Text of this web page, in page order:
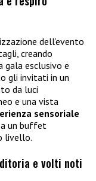
dell’evento
creando
gala esclusivo e
gli invitati in un
da luci
e una vista
sensoriale
a un buffet
livello.
e volti noti